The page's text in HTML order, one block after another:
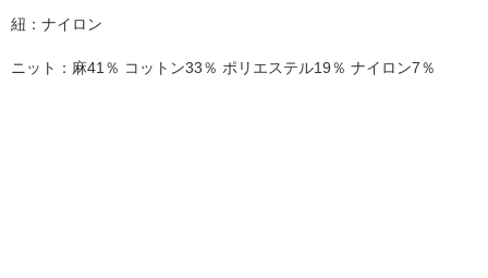
紐：ナイロン
ニット：麻41％ コットン33％ ポリエステル19％ ナイロン7％